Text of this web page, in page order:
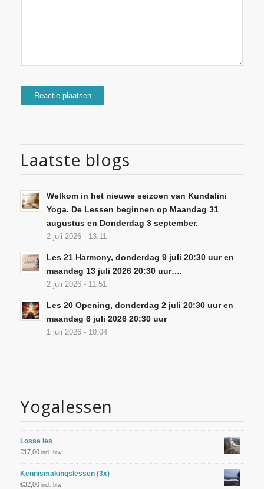
Laatste blogs
Welkom in het nieuwe seizoen van Kundalini
Yoga. De Lessen beginnen op Maandag 31
augustus en Donderdag 3 september.
2 juli 2026 - 13:11
Les 21 Harmony, donderdag 9 juli 20:30 uur en
maandag 13 juli 2026 20:30 uur….
2 juli 2026 - 11:51
Les 20 Opening, donderdag 2 juli 20:30 uur en
maandag 6 juli 2026 20:30 uur
1 juli 2026 - 10:04
Yogalessen
Losse les
€17,00 incl. btw
Kennismakingslessen (3x)
€32,00 incl. btw